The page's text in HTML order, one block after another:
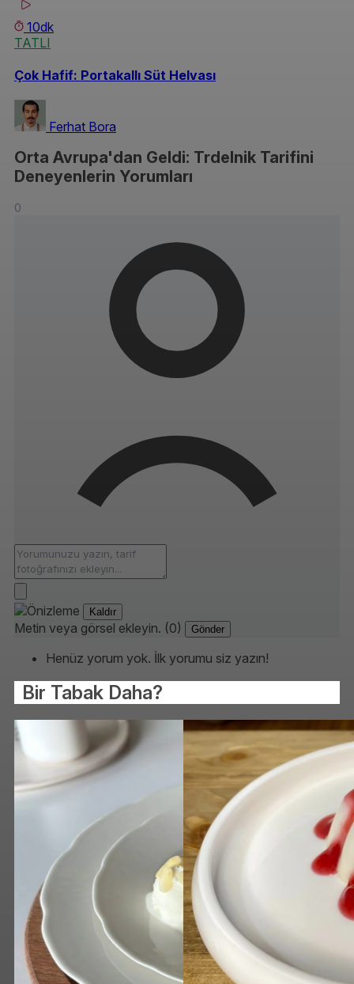
10dk
TATLI
Çok Hafif: Portakallı Süt Helvası
Ferhat Bora
Orta Avrupa'dan Geldi: Trdelnik Tarifini
Deneyenlerin Yorumları
0
Kaldır
Metin veya görsel ekleyin. (0) Gönder
Henüz yorum yok. İlk yorumu siz yazın!
Bir Tabak Daha?